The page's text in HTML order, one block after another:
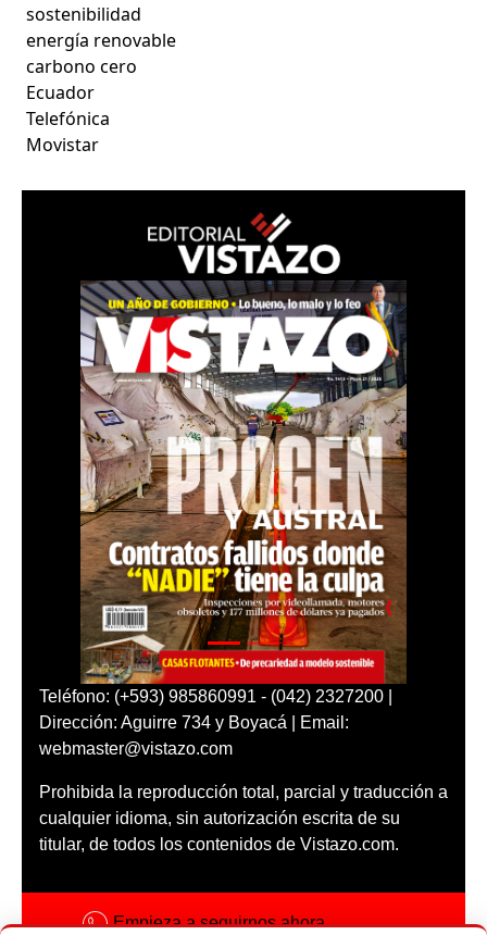
sostenibilidad
energía renovable
carbono cero
Ecuador
Telefónica
Movistar
Teléfono: (+593) 985860991 - (042) 2327200 |
Dirección: Aguirre 734 y Boyacá | Email:
webmaster@vistazo.com
Prohibida la reproducción total, parcial y traducción a
cualquier idioma, sin autorización escrita de su
titular, de todos los contenidos de Vistazo.com.
Empieza a seguirnos ahora